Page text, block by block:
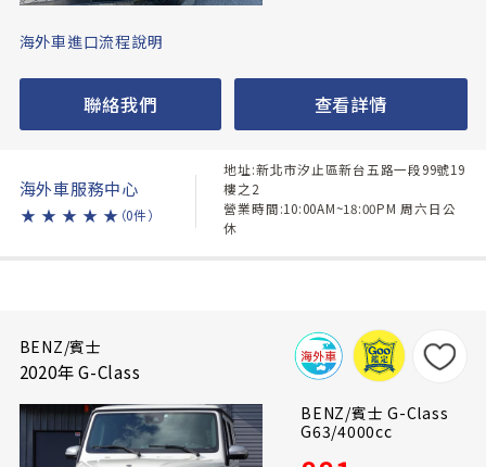
海外車進口流程說明
聯絡我們 查看詳情
海外車服務中心
★ ★ ★ ★ ★ （0件）
地址:新北市汐止區新台五路一段99號19
樓之2
營業時間:10:00AM~18:00PM 周六日公
休
BENZ/賓士
2020年 G-Class
BENZ/賓士 G-Class
G63/4000cc